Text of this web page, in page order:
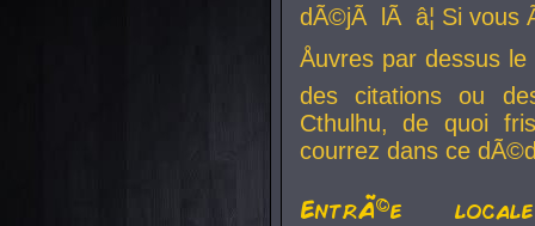
dÃ©jÃ lÃ â¦ Si vous
Åuvres par dessus
des citations ou
Cthulhu, de quoi
courrez dans ce
EntrÃ©e